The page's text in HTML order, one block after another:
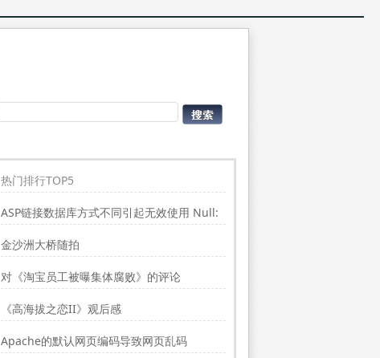
热门排行TOP5
ASP链接数据库方式不同引起无效使用 Null:
Replace”的问题
金沙洲大桥随拍
对《淘宝员工被曝集体腐败》的评论
《高海拔之恋II》观后感
Apache的默认网页编码导致网页乱码